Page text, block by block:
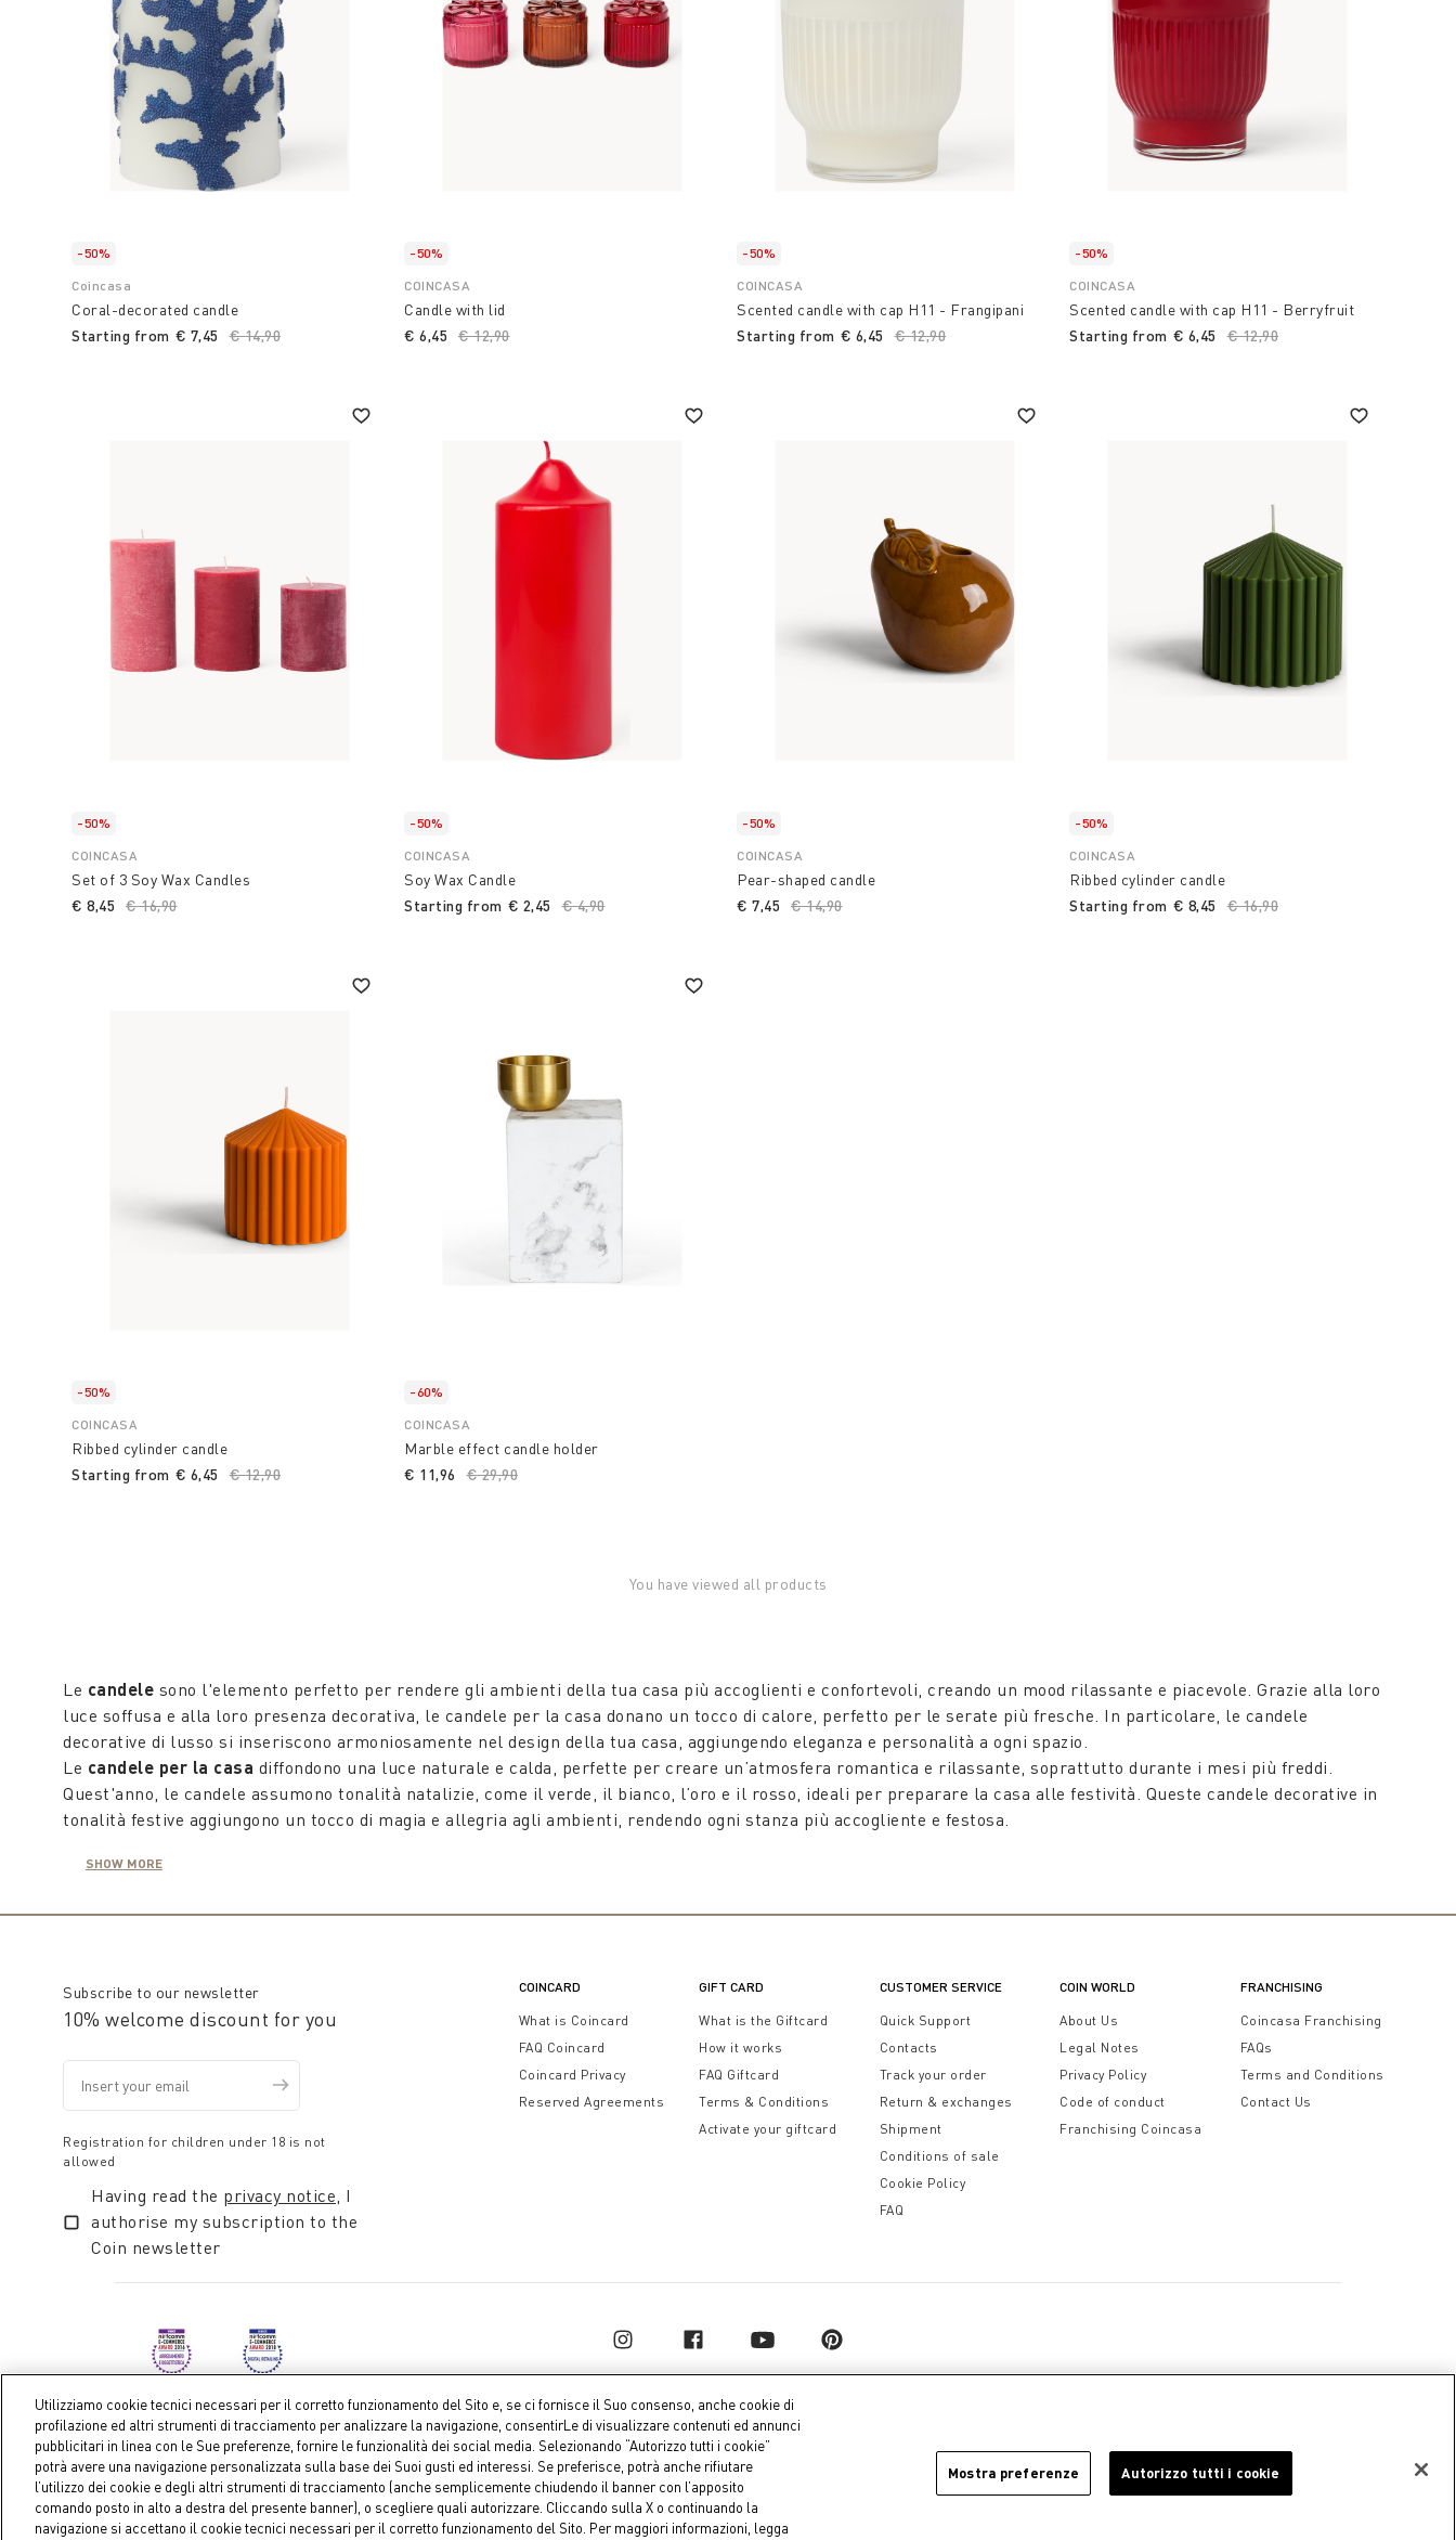
-50%
Coincasa
Coral-decorated candle
Starting from
Price reduced from
€ 14,90
€ 7,45
-50%
COINCASA
Candle with lid
Price reduced from
€ 12,90to
€ 6,45
-50%
COINCASA
Scented candle with cap H11 - Frangipani
Starting from
Price reduced from
€ 12,90
€ 6,45
-50%
COINCASA
Scented candle with cap H11 - Berryfruit
Starting from
Price reduced from
€ 12,90
€ 6,45
-50%
COINCASA
Set of 3 Soy Wax Candles
Price reduced from
€ 16,90to
€ 8,45
-50%
COINCASA
Soy Wax Candle
Starting from
Price reduced from
€ 4,90to
€ 2,45
-50%
COINCASA
Pear-shaped candle
Price reduced from
€ 14,90to
€ 7,45
-50%
COINCASA
Ribbed cylinder candle
Starting from
Price reduced from
€ 16,90
€ 8,45
-50%
COINCASA
Ribbed cylinder candle
Starting from
Price reduced from
€ 12,90
€ 6,45
-60%
COINCASA
Marble effect candle holder
Price reduced from
€ 29,90
€ 11,96
You have viewed all products
Le candele sono l'elemento perfetto per rendere gli ambienti della tua casa più accoglienti e confortevoli, creando un mood rilassante e piacevole. Grazie alla loro
luce soffusa e alla loro presenza decorativa, le candele per la casa donano un tocco di calore, perfetto per le serate più fresche. In particolare, le candele
decorative di lusso si inseriscono armoniosamente nel design della tua casa, aggiungendo eleganza e personalità a ogni spazio.
Le candele per la casa diffondono una luce naturale e calda, perfette per creare un’atmosfera romantica e rilassante, soprattutto durante i mesi più freddi.
Quest'anno, le candele assumono tonalità natalizie, come il verde, il bianco, l’oro e il rosso, ideali per preparare la casa alle festività. Queste candele decorative in
tonalità festive aggiungono un tocco di magia e allegria agli ambienti, rendendo ogni stanza più accogliente e festosa.
creare composizioni raffinate che arricchiranno la tua tavola natalizia. Queste candele non solo illuminano, ma decorano con classe, rendendo ogni ambiente della
SHOW MORE
Subscribe to our newsletter
10% welcome discount for you
Registration for children under 18 is not
allowed
Having read the privacy notice, I
authorise my subscription to the
Coin newsletter
COINCARD
What is Coincard
FAQ Coincard
Coincard Privacy
Reserved Agreements
GIFT CARD
What is the Giftcard
How it works
FAQ Giftcard
Terms & Conditions
Activate your giftcard
CUSTOMER SERVICE
Quick Support
Contacts
Track your order
Return & exchanges
Shipment
Conditions of sale
Cookie Policy
FAQ
COIN WORLD
About Us
Legal Notes
Privacy Policy
Code of conduct
Franchising Coincasa
FRANCHISING
Coincasa Franchising
FAQs
Terms and Conditions
Contact Us
Coin S.p.A. Tax code / VAT number 04391480276, share capital € 10.000.000,00 fully paid up
Utilizziamo cookie tecnici necessari per il corretto funzionamento del Sito e, se ci fornisce il Suo consenso, anche cookie di
profilazione ed altri strumenti di tracciamento per analizzare la navigazione, consentirLe di visualizzare contenuti ed annunci
pubblicitari in linea con le Sue preferenze, fornire le funzionalità dei social media. Selezionando “Autorizzo tutti i cookie”
potrà avere una navigazione personalizzata sulla base dei Suoi gusti ed interessi. Se preferisce, potrà anche rifiutare
l’utilizzo dei cookie e degli altri strumenti di tracciamento (anche semplicemente chiudendo il banner con l’apposito
comando posto in alto a destra del presente banner), o scegliere quali autorizzare. Cliccando sulla X o continuando la
navigazione si accettano il cookie tecnici necessari per il corretto funzionamento del Sito. Per maggiori informazioni, legga
Mostra preferenze Autorizzo tutti i cookie